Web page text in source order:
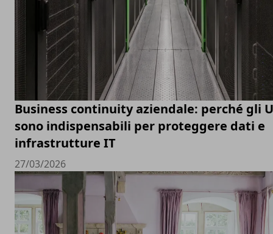
Business continuity aziendale: perché gli
sono indispensabili per proteggere dati e
infrastrutture IT
27/03/2026